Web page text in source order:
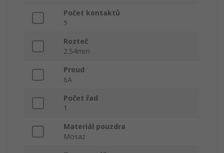
Počet kontaktů
5
Rozteč
2.54mm
Proud
6A
Počet řad
1
Materiál pouzdra
Mosaz